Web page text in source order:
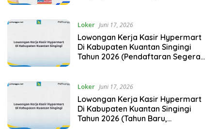
Loker Juni 17, 2026
Lowongan Kerja Kasir Hypermart
Di Kabupaten Kuantan Singingi
Tahun 2026 (Pendaftaran Segera
Loker Juni 17, 2026
Lowongan Kerja Kasir Hypermart
Di Kabupaten Kuantan Singingi
Tahun 2026 (Tahun Baru,